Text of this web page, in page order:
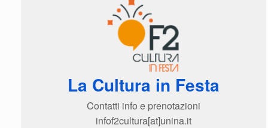
La Cultura in Festa
Contatti info e prenotazioni
infof2cultura[at]unina.it